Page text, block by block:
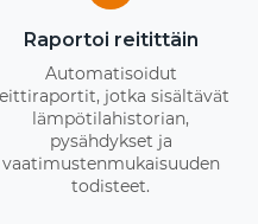
Raportoi reitittäin
Automatisoidut
jotka sisältävät
lämpötilahistorian,
pysähdykset ja
vaatimustenmukaisuuden
todisteet.